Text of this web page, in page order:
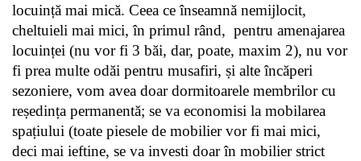
locuință mai mică. Ceea ce înseamnă nemijlocit,
cheltuieli mai mici, în primul rând,  pentru amenajarea
locuinței (nu vor fi 3 băi, dar, poate, maxim 2), nu vor
fi prea multe odăi pentru musafiri, și alte încăperi
sezoniere, vom avea doar dormitoarele membrilor cu
reședința permanentă; se va economisi la mobilarea
spațiului (toate piesele de mobilier vor fi mai mici,
deci mai ieftine, se va investi doar în mobilier strict